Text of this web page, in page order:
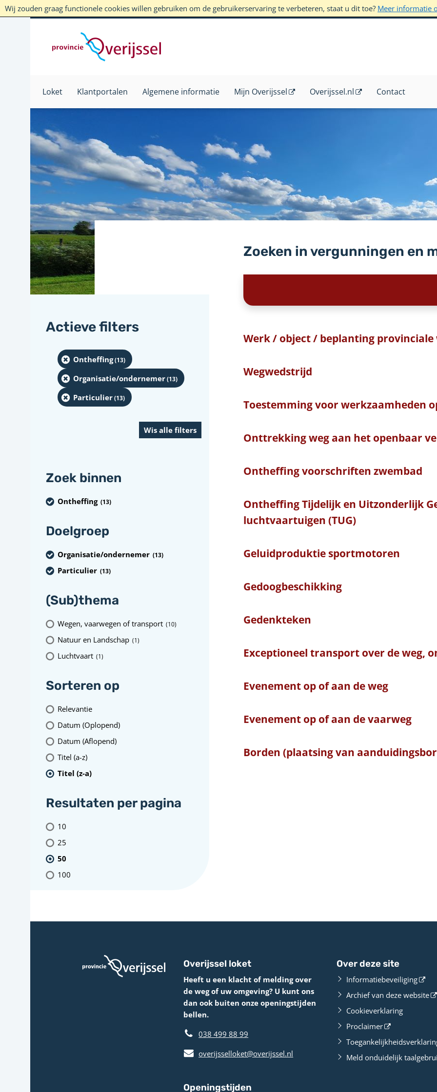
Wij zouden graag functionele cookies willen gebruiken om de gebruikerservaring te verbeteren, staat u dit toe? Meer informatie
Loket Klantportalen Algemene informatie Mijn Overijssel Overijssel.nl Contact
Zoeken in vergunningen en
Werk / object / beplanting provinciale
Wegwedstrijd
Toestemming voor werkzaamheden
Onttrekking weg aan het openbaar
Ontheffing voorschriften zwembad
Ontheffing Tijdelijk en Uitzonderlijk
luchtvaartuigen (TUG)
Geluidproduktie sportmotoren
Gedoogbeschikking
Gedenkteken
Exceptioneel transport over de weg,
Evenement op of aan de weg
Evenement op of aan de vaarweg
Borden (plaatsing van
Actieve filters
Ontheffing(13)
Organisatie/ondernemer(13)
Particulier(13)
Zoek binnen
Ontheffing (13)
Doelgroep
Organisatie/ondernemer (13)
Particulier (13)
(Sub)thema
Wegen, vaarwegen of transport (10)
Natuur en Landschap (1)
Luchtvaart (1)
Sorteren op
Relevantie
Datum (Oplopend)
Datum (Aflopend)
Titel (a-z)
Titel (z-a)
Resultaten per pagina
10
25
50
100
Overijssel loket
Heeft u een klacht of melding over
de weg of uw omgeving? U kunt ons
dan ook buiten onze openingstijden
bellen.
038 499 88 99
overijsselloket@overijssel.nl
Openingstijden
Over deze site
Informatiebeveiliging
Archief van deze website
Cookieverklaring
Proclaimer
Meld onduidelijk